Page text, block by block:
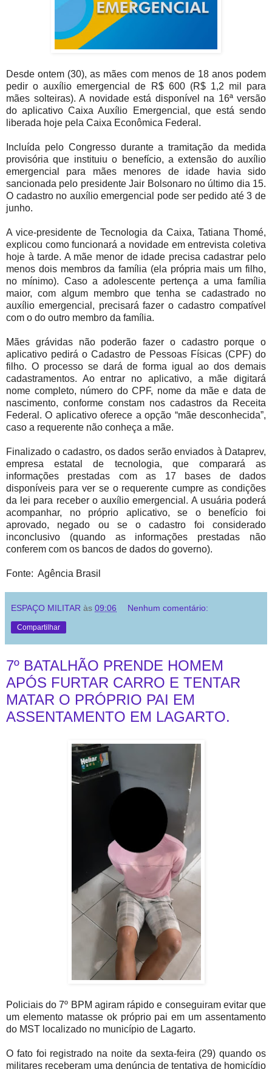
Desde ontem (30), as mães com menos de 18 anos podem
pedir o auxílio emergencial de R$ 600 (R$ 1,2 mil para
mães solteiras). A novidade está disponível na 16ª versão
do aplicativo Caixa Auxílio Emergencial, que está sendo
liberada hoje pela Caixa Econômica Federal.
Incluída pelo Congresso durante a tramitação da medida
provisória que instituiu o benefício, a extensão do auxílio
emergencial para mães menores de idade havia sido
sancionada pelo presidente Jair Bolsonaro no último dia 15.
O cadastro no auxílio emergencial pode ser pedido até 3 de
junho.
A vice-presidente de Tecnologia da Caixa, Tatiana Thomé,
explicou como funcionará a novidade em entrevista coletiva
hoje à tarde. A mãe menor de idade precisa cadastrar pelo
menos dois membros da família (ela própria mais um filho,
no mínimo). Caso a adolescente pertença a uma família
maior, com algum membro que tenha se cadastrado no
auxílio emergencial, precisará fazer o cadastro compatível
com o do outro membro da família.
Mães grávidas não poderão fazer o cadastro porque o
aplicativo pedirá o Cadastro de Pessoas Físicas (CPF) do
filho. O processo se dará de forma igual ao dos demais
cadastramentos. Ao entrar no aplicativo, a mãe digitará
nome completo, número do CPF, nome da mãe e data de
nascimento, conforme constam nos cadastros da Receita
Federal. O aplicativo oferece a opção “mãe desconhecida”,
caso a requerente não conheça a mãe.
Finalizado o cadastro, os dados serão enviados à Dataprev,
empresa estatal de tecnologia, que comparará as
informações prestadas com as 17 bases de dados
disponíveis para ver se o requerente cumpre as condições
da lei para receber o auxílio emergencial. A usuária poderá
acompanhar, no próprio aplicativo, se o benefício foi
aprovado, negado ou se o cadastro foi considerado
inconclusivo (quando as informações prestadas não
conferem com os bancos de dados do governo).
Fonte: Agência Brasil
ESPAÇO MILITAR às 09:06 Nenhum comentário:
Compartilhar
7º BATALHÃO PRENDE HOMEM
APÓS FURTAR CARRO E TENTAR
MATAR O PRÓPRIO PAI EM
ASSENTAMENTO EM LAGARTO.
Policiais do 7º BPM agiram rápido e conseguiram evitar que
um elemento matasse ok próprio pai em um assentamento
do MST localizado no município de Lagarto.
O fato foi registrado na noite da sexta-feira (29) quando os
militares receberam uma denúncia de tentativa de homicídio